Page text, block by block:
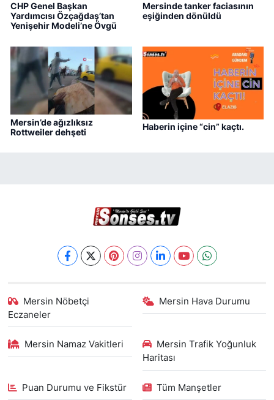
CHP Genel Başkan
Yardımcısı Özçağdaş’tan
Yenişehir Modeli’ne Övgü
Mersinde tanker faciasının
eşiğinden dönüldü
Mersin’de ağızlıksız
Rottweiler dehşeti
Haberin içine “cin” kaçtı.
Mersin Nöbetçi
Eczaneler
Mersin Hava Durumu
Mersin Namaz Vakitleri
Mersin Trafik Yoğunluk
Haritası
Puan Durumu ve Fikstür Tüm Manşetler